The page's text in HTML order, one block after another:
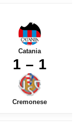
Catania
1 – 1
Cremonese